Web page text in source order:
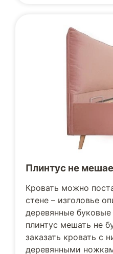
Плинтус не
Кровать можно
стене – изголовье
деревянные
плинтус мешать не
заказать кровать с
деревянными